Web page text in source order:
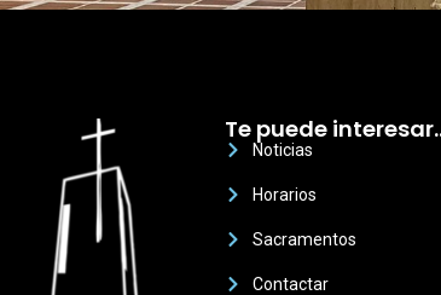
Te puede
Noticias
Horarios
Sacramentos
Contactar